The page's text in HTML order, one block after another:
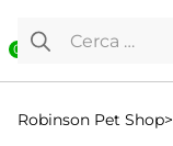
0
Ricerca per:
Robinson Pet Shop>